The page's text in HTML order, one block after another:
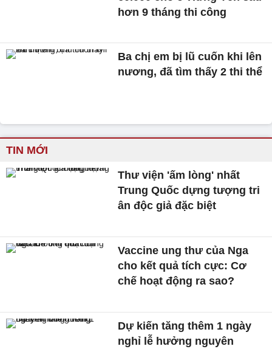
hơn 9 tháng thi công
Ba chị em bị lũ cuốn khi lên
nương, đã tìm thấy 2 thi thể
TIN MỚI
Thư viện 'ấm lòng' nhất
Trung Quốc dựng tượng tri
ân độc giả đặc biệt
Vaccine ung thư của Nga
cho kết quả tích cực: Cơ
chế hoạt động ra sao?
Dự kiến tăng thêm 1 ngày
nghỉ lễ hưởng nguyên